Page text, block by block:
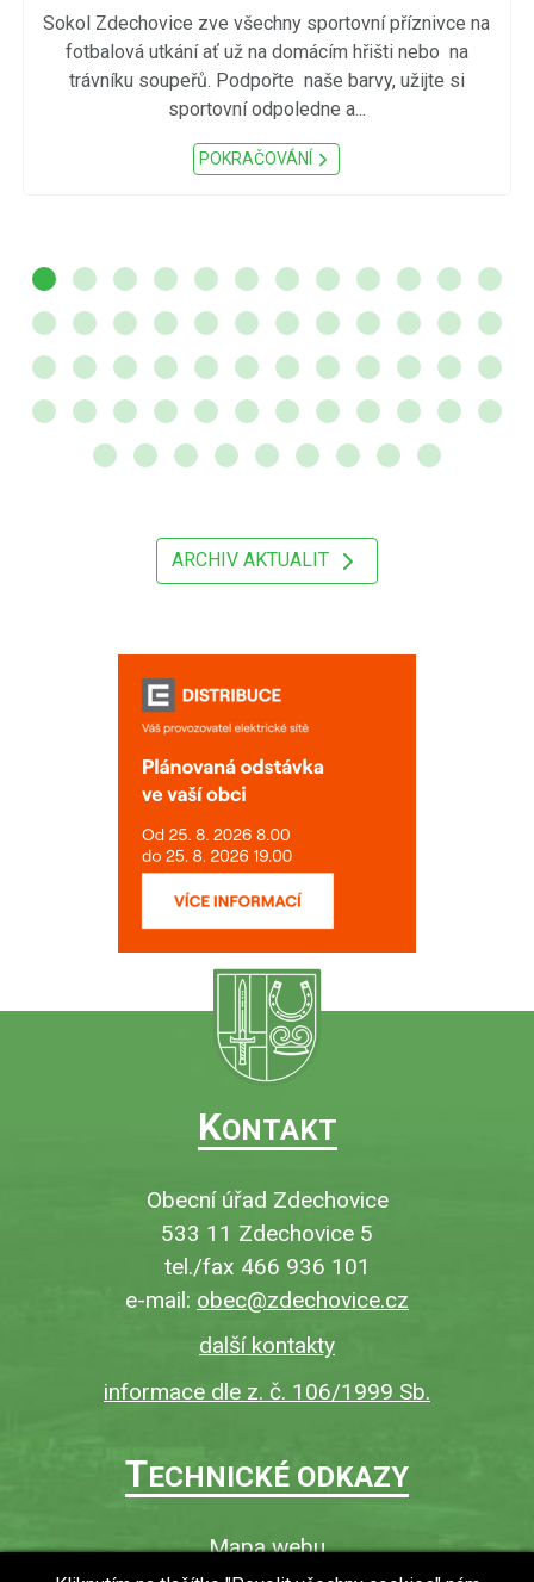
Sokol Zdechovice zve všechny sportovní příznivce na
fotbalová utkání ať už na domácím hřišti nebo na
trávníku soupeřů. Podpořte naše barvy, užijte si
sportovní odpoledne a...
POKRAČOVÁNÍ
ARCHIV AKTUALIT
KONTAKT
Obecní úřad Zdechovice
533 11 Zdechovice 5
tel./fax 466 936 101
e-mail: obec@zdechovice.cz
další kontakty
informace dle z. č. 106/1999 Sb.
TECHNICKÉ ODKAZY
Mapa webu